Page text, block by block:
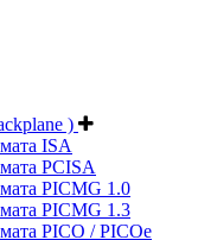
)
ISA
PCISA
PICMG 1.0
PICMG 1.3
PICO / PICOe